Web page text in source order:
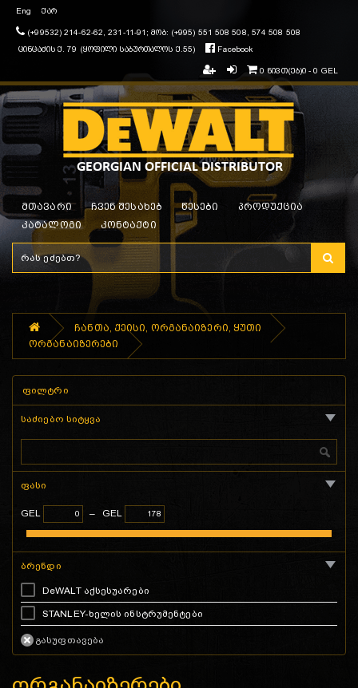
Eng ქარ
(+99532) 214-62-62, 231-11-91; მობ: (+995) 551 508 508, 574 508 508
ცინცაძის ქ. 79 (ყოფილი საბურთალოს ქ.55)
Facebook
0 ნივთ(ებ)ი - 0 GEL
მთავარი ჩვენ შესახებ წესები
პროდუქცია
კატალოგი
კონტაქტი
ჩანთა, ქეისი, ორგანაიზერი, ყუთი
ორგანაიზერები
ფილტრი
საძიებო სიტყვა
ფასი
GEL – GEL
ბრენდი
DeWALT აქსესუარები
STANLEY-ხელის ინსტრუმენტები